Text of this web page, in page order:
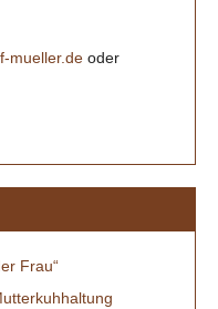
mueller.de oder
Frau“